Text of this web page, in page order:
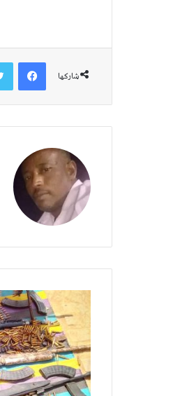
شاركها
فيسبوك